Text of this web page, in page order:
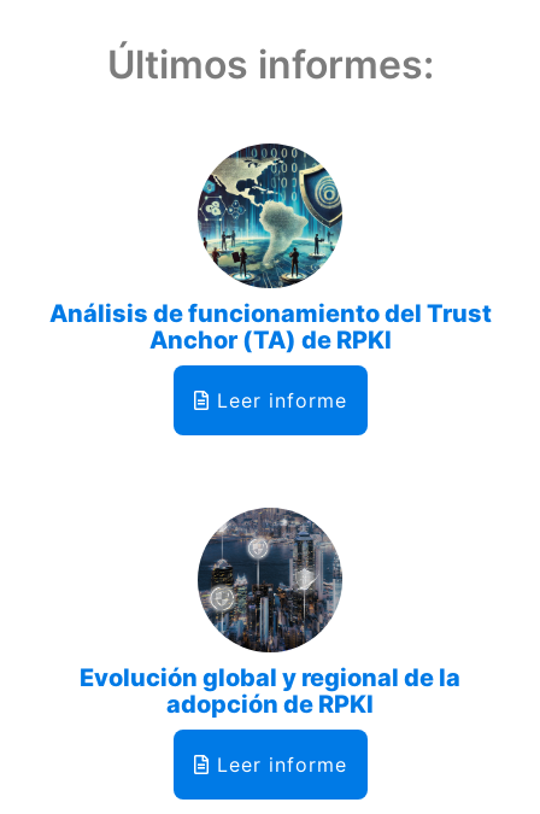
Últimos informes:
Análisis de funcionamiento del Trust
Anchor (TA) de RPKI
Leer informe
Evolución global y regional de la
adopción de RPKI
Leer informe